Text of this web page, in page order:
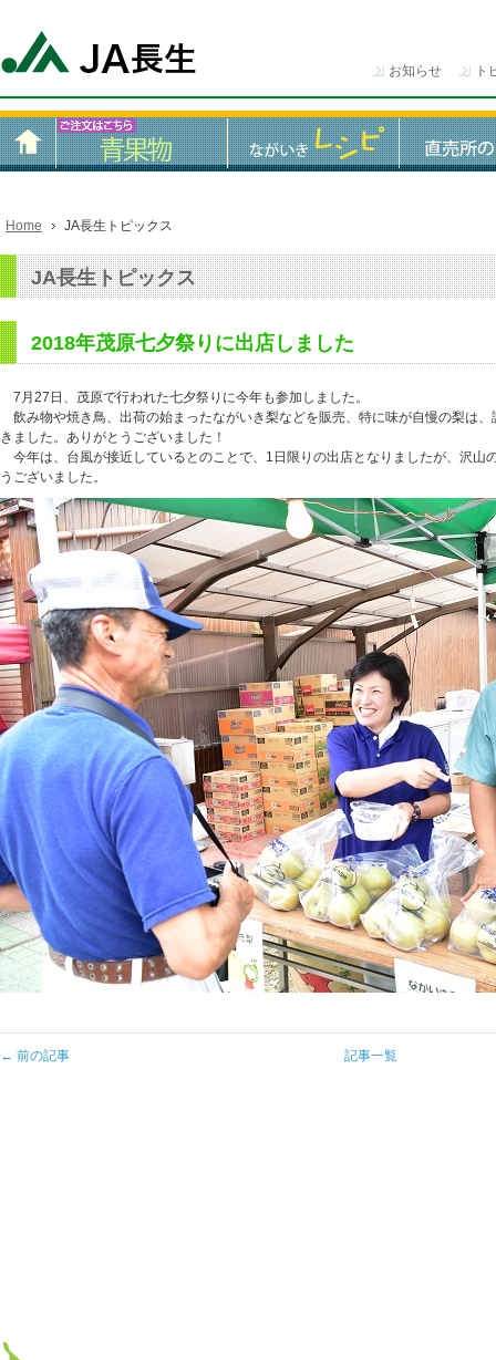
お知らせ ト
Home JA長生トピックス
JA長生トピックス
2018年茂原七夕祭りに出店しました
7月27日、茂原で行われた七夕祭りに今年も参加しました。
飲み物や焼き鳥、出荷の始まったながいき梨などを販売、特に味が自慢の梨は
きました。ありがとうございました！
今年は、台風が接近しているとのことで、1日限りの出店となりましたが、沢山
うございました。
← 前の記事 記事一覧